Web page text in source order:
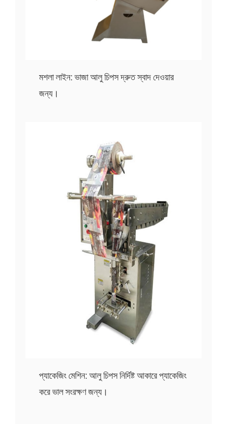
মশলা লাইন: ভাজা আলু চিপস দ্রুত স্বাদ দেওয়ার
জন্য।
প্যাকেজিং মেশিন: আলু চিপস নির্দিষ্ট আকারে প্যাকেজিং
করে ভাল সংরক্ষণ জন্য।